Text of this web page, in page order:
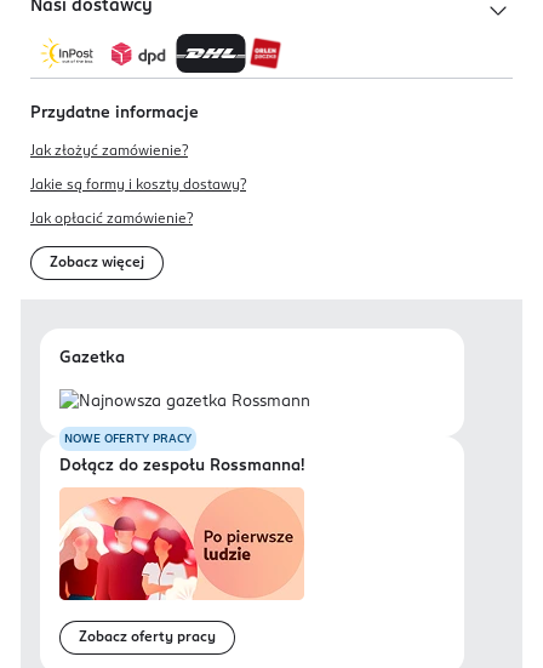
Nasi dostawcy
Przydatne informacje
Jak złożyć zamówienie?
Jakie są formy i koszty dostawy?
Jak opłacić zamówienie?
Zobacz więcej
Gazetka
NOWE OFERTY PRACY
Dołącz do zespołu Rossmanna!
Zobacz oferty pracy